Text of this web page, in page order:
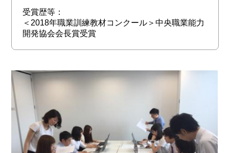
受賞歴等：
＜2018年職業訓練教材コンクール＞中央職業能力
開発協会会長賞受賞